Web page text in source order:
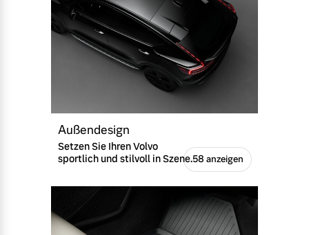
Außendesign
Setzen Sie Ihren Volvo
sportlich und stilvoll in Szene.58 anzeigen